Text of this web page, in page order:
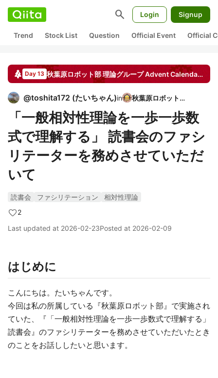
search Login Signup
Trend Stock List Question Official Event Official
Day 13 秋葉原ロボット部 理論グループAdvent Calendar
@toshita172 (たいちゃん)in 秋葉原ロボット部
「一般相対性理論を一歩一歩数
式で理解する」 読書会のファシ
リテーターを務めさせていただ
いて
読書会 ファシリテーション
相対性理論
2
Last updated at 2026-02-23Posted at 2026-02-09
はじめに
こんにちは。たいちゃんです。
今回は私の所属している『秋葉原ロボット部』で実施され
ていた、『「一般相対性理論を一歩一歩数式で理解する」
読書会』のファシリテーターを務めさせていただいたとき
のことをお話ししたいと思います。